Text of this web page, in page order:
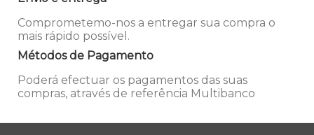
Comprometemo-nos a entregar sua compra o
mais rápido possível.
Métodos de Pagamento
Poderá efectuar os pagamentos das suas
compras, através de referência Multibanco